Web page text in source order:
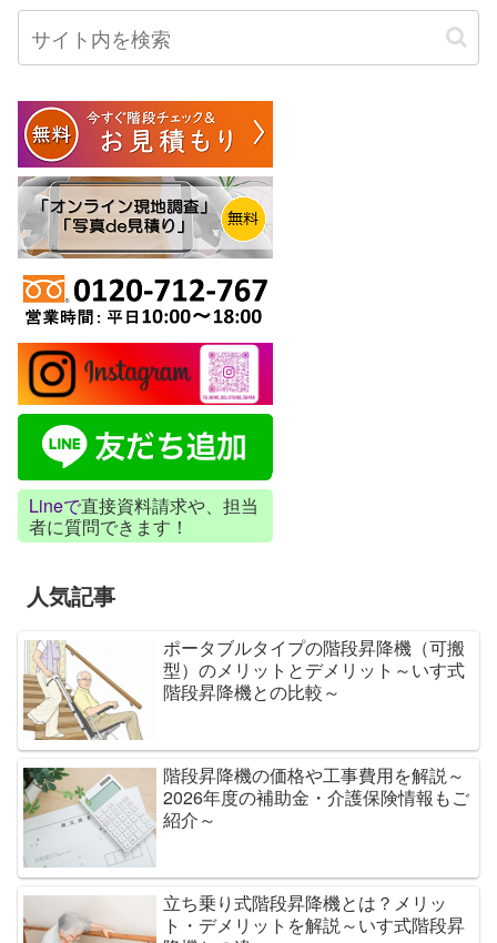
Lineで直接資料請求や、担当
者に質問できます！
人気記事
ポータブルタイプの階段昇降機（可搬
型）のメリットとデメリット～いす式
階段昇降機との比較～
階段昇降機の価格や工事費用を解説～
2026年度の補助金・介護保険情報もご
紹介～
立ち乗り式階段昇降機とは？メリッ
ト・デメリットを解説～いす式階段昇